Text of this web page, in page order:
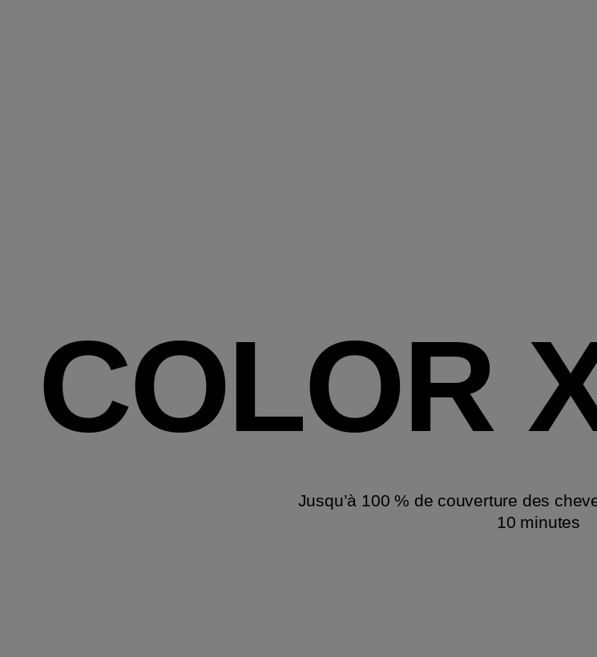
COLOR
Jusqu’à 100 % de couverture des
10 minutes